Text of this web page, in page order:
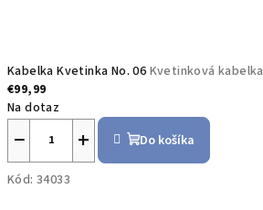
Kabelka Kvetinka No. 06 Kvetinková kabelka
€99,99
Na dotaz
+
− Do košíka
Kód: 34033